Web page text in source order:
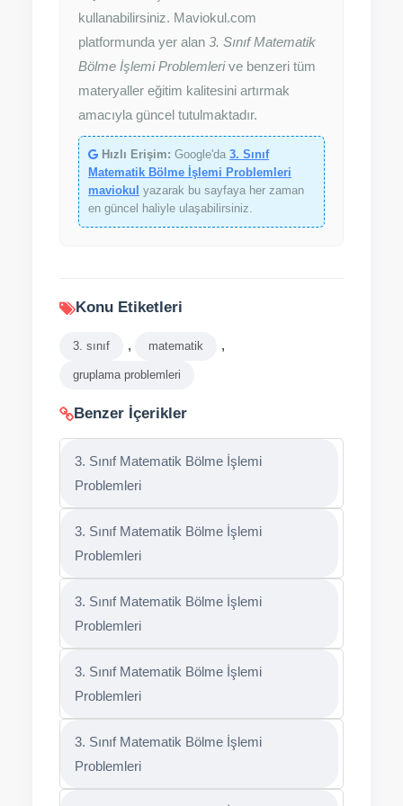
kullanabilirsiniz. Maviokul.com
platformunda yer alan 3. Sınıf Matematik
Bölme İşlemi Problemlerive benzeri tüm
materyaller eğitim kalitesini artırmak
amacıyla güncel tutulmaktadır.
Hızlı Erişim: Google'da 3. Sınıf
Matematik Bölme İşlemi Problemleri
maviokul yazarak bu sayfaya her zaman
en güncel haliyle ulaşabilirsiniz.
Konu Etiketleri
3. sınıf , matematik ,
gruplama problemleri
Benzer İçerikler
3. Sınıf Matematik Bölme İşlemi
Problemleri
3. Sınıf Matematik Bölme İşlemi
Problemleri
3. Sınıf Matematik Bölme İşlemi
Problemleri
3. Sınıf Matematik Bölme İşlemi
Problemleri
3. Sınıf Matematik Bölme İşlemi
Problemleri